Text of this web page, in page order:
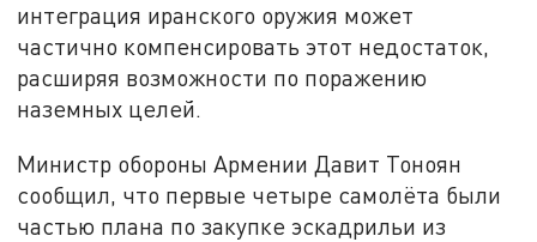
интеграция иранского оружия может
частично компенсировать этот недостаток,
расширяя возможности по поражению
наземных целей.
Министр обороны Армении Давит Тоноян
сообщил, что первые четыре самолёта были
частью плана по закупке эскадрильи из